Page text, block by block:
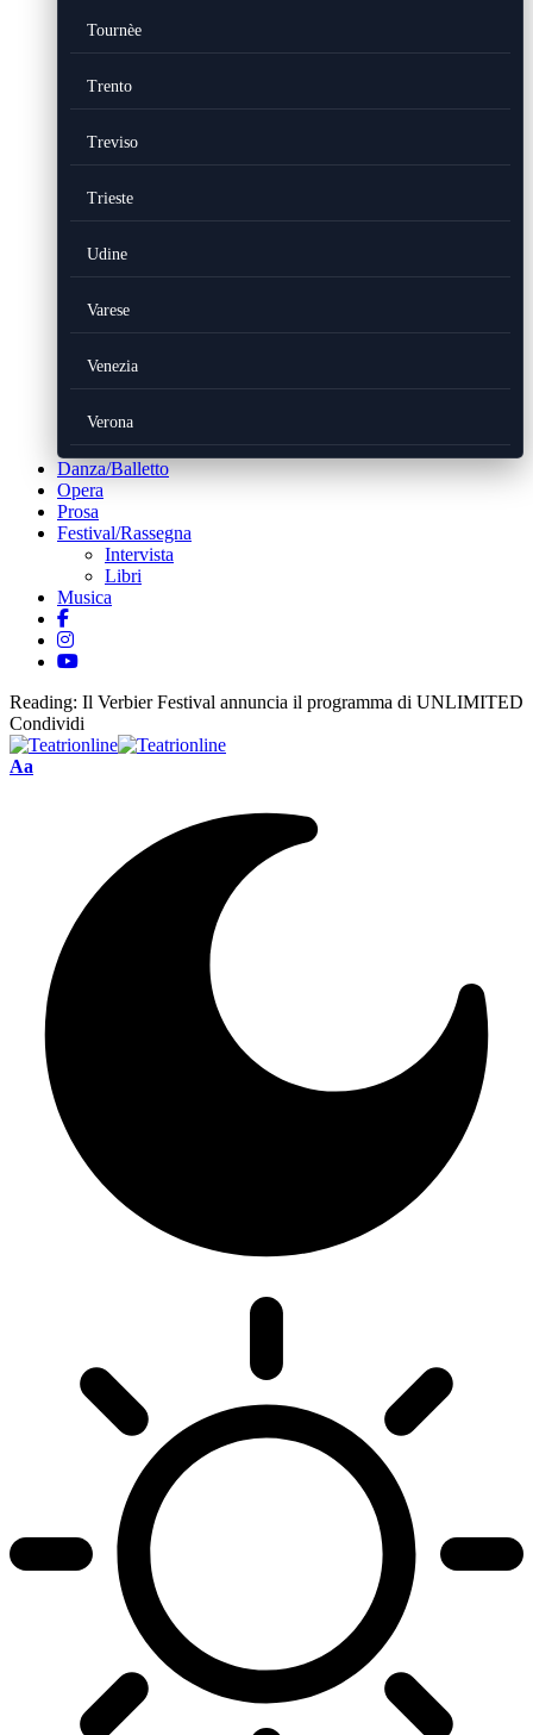
Tournèe
Trento
Treviso
Trieste
Udine
Varese
Venezia
Verona
Danza/Balletto
Opera
Prosa
Festival/Rassegna
Intervista
Libri
Musica
Reading: Il Verbier Festival annuncia il programma di UNLIMITED
Condividi
Font
Aa